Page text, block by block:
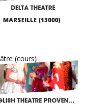
DELTA THEATRE
MARSEILLE (13000)
(cours)
ENGLISH THEATRE PROVENCE